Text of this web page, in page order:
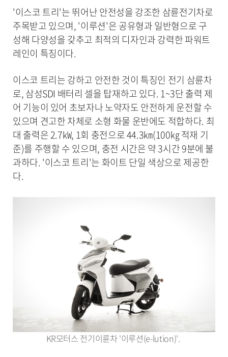
'이스코 트리'는 뛰어난 안전성을 강조한 삼륜전기차로
주목받고 있으며, '이루션'은 공유형과 일반형으로 구
성해 다양성을 갖추고 최적의 디자인과 강력한 파워트
레인이 특징이다.
이스코 트리는 강하고 안전한 것이 특징인 전기 삼륜차
로, 삼성SDI 배터리 셀을 탑재하고 있다. 1~3단 출력 제
어 기능이 있어 초보자나 노약자도 안전하게 운전할 수
있으며 견고한 차체로 소형 화물 운반에도 적합하다. 최
대 출력은 2.7㎾, 1회 충전으로 44.3㎞(100㎏ 적재 기
준)를 주행할 수 있으며, 충전 시간은 약 3시간 9분에 불
과하다. '이스코 트리'는 화이트 단일 색상으로 제공한
다.
KR모터스 전기이륜차 '이루션(e-lution)'.